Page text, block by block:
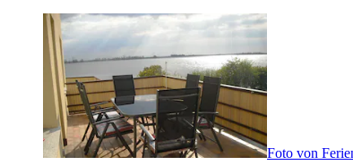
Foto von